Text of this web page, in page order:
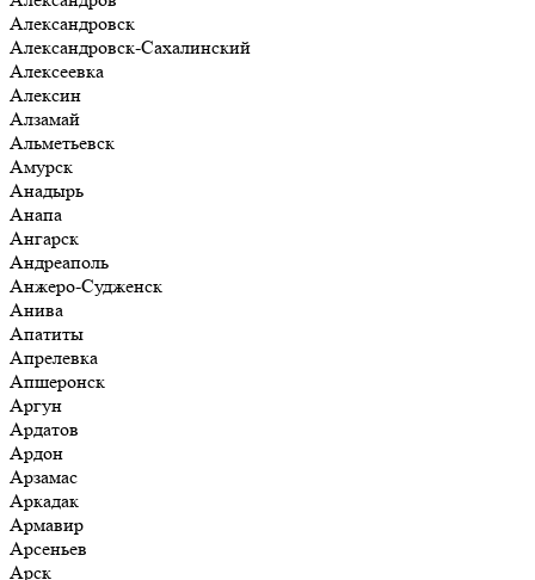
Александровск
Александровск-Сахалинский
Алексеевка
Алексин
Алзамай
Альметьевск
Амурск
Анадырь
Анапа
Ангарск
Андреаполь
Анжеро-Судженск
Анива
Апатиты
Апрелевка
Апшеронск
Аргун
Ардатов
Ардон
Арзамас
Аркадак
Армавир
Арсеньев
Арск